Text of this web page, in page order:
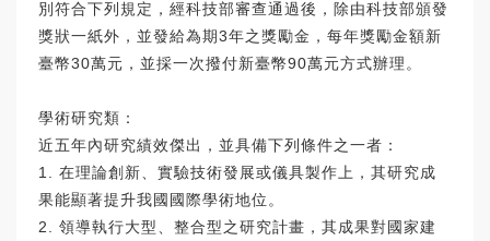
別符合下列規定，經科技部審查通過後，除由科技部頒發
獎狀一紙外，並發給為期3年之獎勵金，每年獎勵金額新
臺幣30萬元，並採一次撥付新臺幣90萬元方式辦理。
學術研究類：
近五年內研究績效傑出，並具備下列條件之一者：
1. 在理論創新、實驗技術發展或儀具製作上，其研究成
果能顯著提升我國國際學術地位。
2. 領導執行大型、整合型之研究計畫，其成果對國家建